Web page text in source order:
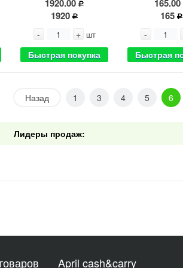
1920.00
1920
- + шт
Быстрая покупка
165.00
165
-
Быстрая
Назад 1 3 4 5 6
Лидеры продаж:
April cash&carry